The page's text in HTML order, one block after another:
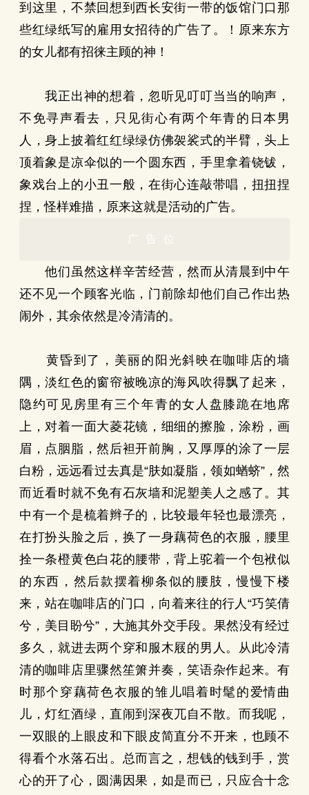
到这里，不禁回想到西长安街一带的饭馆门口那
些红绿纸写的雇用女招待的广告了。！原来东方
的女儿都有招徕主顾的神！
我正出神的想着，忽听见叮叮当当的响声，
不免寻声看去，只见街心有两个年青的日本男
人，身上披着红红绿绿仿佛袈裟式的半臂，头上
顶着象是凉伞似的一个圆东西，手里拿着铙钹，
象戏台上的小丑一般，在街心连敲带唱，扭扭捏
捏，怪样难描，原来这就是活动的广告。
广告位
他们虽然这样辛苦经营，然而从清晨到中午
还不见一个顾客光临，门前除却他们自己作出热
闹外，其余依然是冷清清的。
黄昏到了，美丽的阳光斜映在咖啡店的墙
隅，淡红色的窗帘被晚凉的海风吹得飘了起来，
隐约可见房里有三个年青的女人盘膝跪在地席
上，对着一面大菱花镜，细细的擦脸，涂粉，画
眉，点胭脂，然后袒开前胸，又厚厚的涂了一层
白粉，远远看过去真是“肤如凝脂，领如蝤蛴”，然
而近看时就不免有石灰墙和泥塑美人之感了。其
中有一个是梳着辫子的，比较最年轻也最漂亮，
在打扮头脸之后，换了一身藕荷色的衣服，腰里
拴一条橙黄色白花的腰带，背上驼着一个包袱似
的东西，然后款摆着柳条似的腰肢，慢慢下楼
来，站在咖啡店的门口，向着来往的行人“巧笑倩
兮，美目盼兮”，大施其外交手段。果然没有经过
多久，就进去两个穿和服木屐的男人。从此冷清
清的咖啡店里骤然笙箫并奏，笑语杂作起来。有
时那个穿藕荷色衣服的雏儿唱着时髦的爱情曲
儿，灯红酒绿，直闹到深夜兀自不散。而我呢，
一双眼的上眼皮和下眼皮简直分不开来，也顾不
得看个水落石出。总而言之，想钱的钱到手，赏
心的开了心，圆满因果，如是而已，只应合十念